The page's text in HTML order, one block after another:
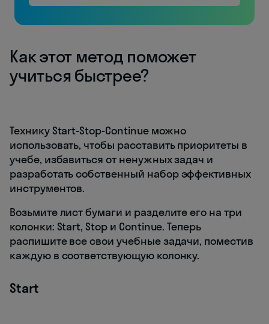
Как этот метод поможет
учиться быстрее?
Технику Start-Stop-Continue можно
использовать, чтобы расставить приоритеты в
учебе, избавиться от ненужных задач и
разработать собственный набор эффективных
инструментов.
Возьмите лист бумаги и разделите его на три
колонки: Start, Stop и Continue. Теперь
распишите все свои учебные задачи, поместив
каждую в соответствующую колонку.
Start